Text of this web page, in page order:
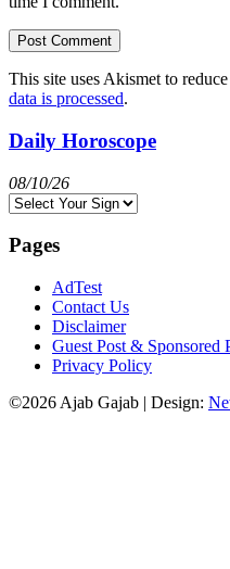
This site uses Akismet to reduce
data is processed.
Daily Horoscope
08/10/26
Pages
AdTest
Contact Us
Disclaimer
Guest Post & Sponsored
Privacy Policy
©2026 Ajab Gajab | Design: